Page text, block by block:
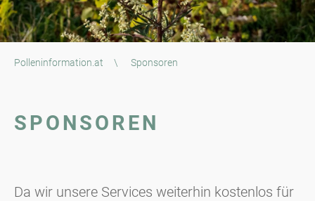
Polleninformation.at \ Sponsoren
SPONSOREN
Da wir unsere Services weiterhin kostenlos für